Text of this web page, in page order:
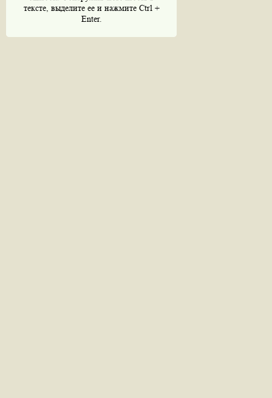
тексте, выделите ее и нажмите Ctrl +
Enter.